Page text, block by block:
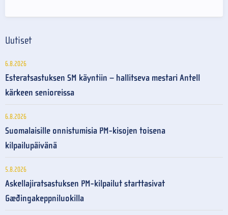
Uutiset
6.8.2026
Esteratsastuksen SM käyntiin – hallitseva mestari Antell
kärkeen senioreissa
6.8.2026
Suomalaisille onnistumisia PM-kisojen toisena
kilpailupäivänä
5.8.2026
Askellajiratsastuksen PM-kilpailut starttasivat
Gæðingakeppniluokilla